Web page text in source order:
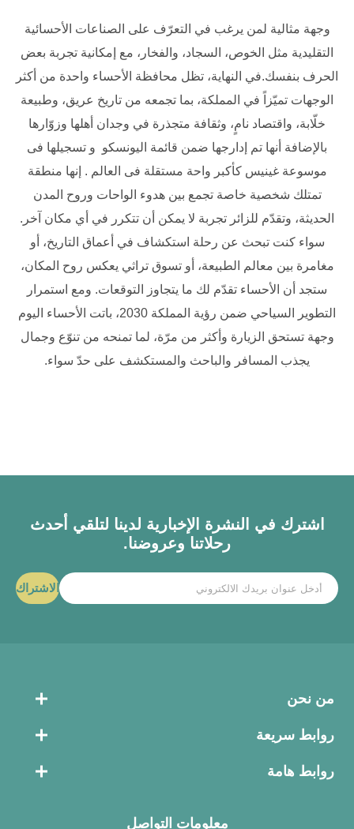
وجهة مثالية لمن يرغب في التعرّف على الصناعات الأحسائية
التقليدية مثل الخوص، السجاد، والفخار، مع إمكانية تجربة بعض
الحرف بنفسك.في النهاية، تظل محافظة الأحساء واحدة من أكثر
الوجهات تميّزاً في المملكة، بما تجمعه من تاريخ عريق، وطبيعة
خلّابة، واقتصاد نامٍ، وثقافة متجذرة في وجدان أهلها وزوّارها
بالإضافة أنها تم إدارجها ضمن قائمة اليونسكو و تسجيلها فى
موسوعة غينيس كأكبر واحة مستقلة فى العالم . إنها منطقة
تمتلك شخصية خاصة تجمع بين هدوء الواحات وروح المدن
الحديثة، وتقدّم للزائر تجربة لا يمكن أن تتكرر في أي مكان آخر.
سواء كنت تبحث عن رحلة استكشاف في أعماق التاريخ، أو
مغامرة بين معالم الطبيعة، أو تسوق تراثي يعكس روح المكان،
ستجد أن الأحساء تقدّم لك ما يتجاوز التوقعات. ومع استمرار
التطوير السياحي ضمن رؤية المملكة 2030، باتت الأحساء اليوم
وجهة تستحق الزيارة وأكثر من مرّة، لما تمنحه من تنوّع وجمال
يجذب المسافر والباحث والمستكشف على حدّ سواء.
اشترك في النشرة الإخبارية لدينا لتلقي أحدث
رحلاتنا وعروضنا.
الاشتراك
من نحن
روابط سريعة
روابط هامة
معلومات التواصل